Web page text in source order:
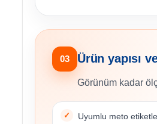
03 Ürün yapısı
Görünüm kadar
Uyumlu meto